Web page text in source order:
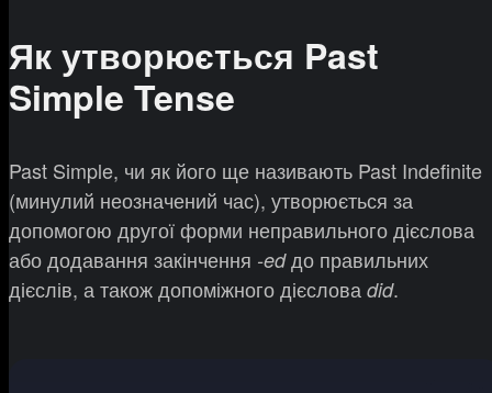
Як утворюється Past
Simple Tense
Past Simple, чи як його ще називають Past Indefinite
(минулий неозначений час), утворюється за
допомогою другої форми неправильного дієслова
або додавання закінчення -edдо правильних
дієслів, а також допоміжного дієслова did.